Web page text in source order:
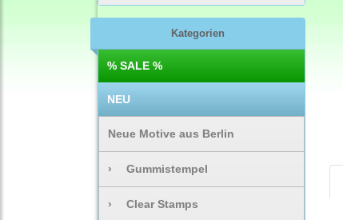
Kategorien
% SALE %
NEU
Neue Motive aus Berlin
› Gummistempel
› Clear Stamps